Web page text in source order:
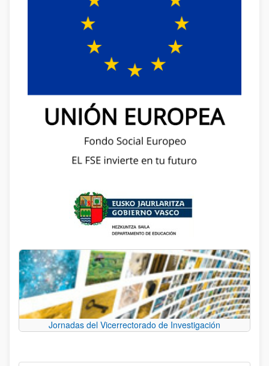
Jornadas del Vicerrectorado de Investigación